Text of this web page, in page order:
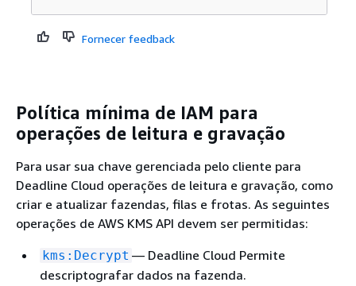
Fornecer feedback
Política mínima de IAM para
operações de leitura e gravação
Para usar sua chave gerenciada pelo cliente para
Deadline Cloud operações de leitura e gravação, como
criar e atualizar fazendas, filas e frotas. As seguintes
operações de AWS KMS API devem ser permitidas:
kms:Decrypt — Deadline Cloud Permite
descriptografar dados na fazenda.